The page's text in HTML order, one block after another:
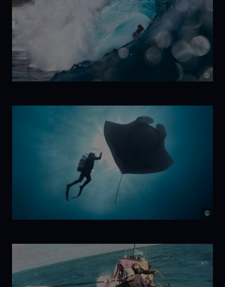
©
Christa
Funk: First
In, Last Out
©